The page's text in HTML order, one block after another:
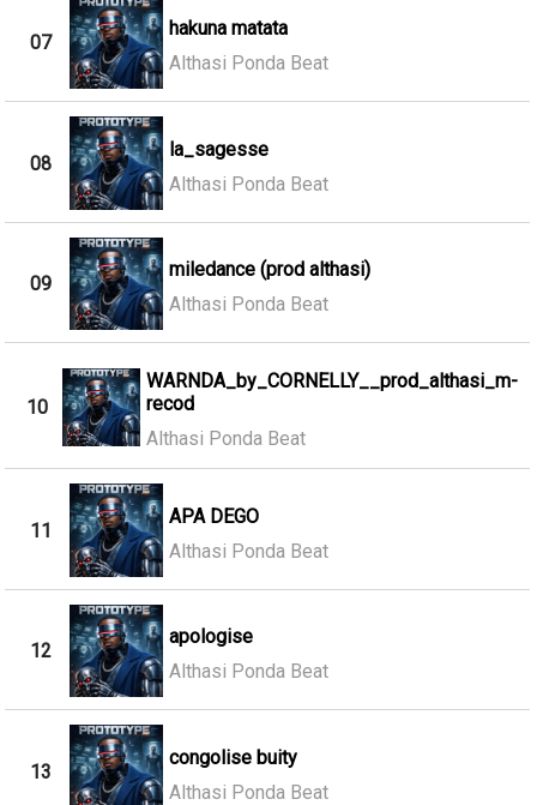
07
hakuna matata
Althasi Ponda Beat
08
la_sagesse
Althasi Ponda Beat
09
miledance (prod althasi)
Althasi Ponda Beat
10
WARNDA_by_CORNELLY__prod_althasi_m-
recod
Althasi Ponda Beat
11
APA DEGO
Althasi Ponda Beat
12
apologise
Althasi Ponda Beat
13
congolise buity
Althasi Ponda Beat